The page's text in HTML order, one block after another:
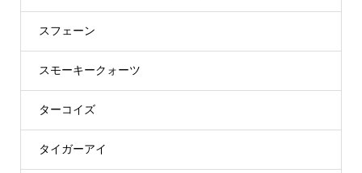
スフェーン
スモーキークォーツ
ターコイズ
タイガーアイ